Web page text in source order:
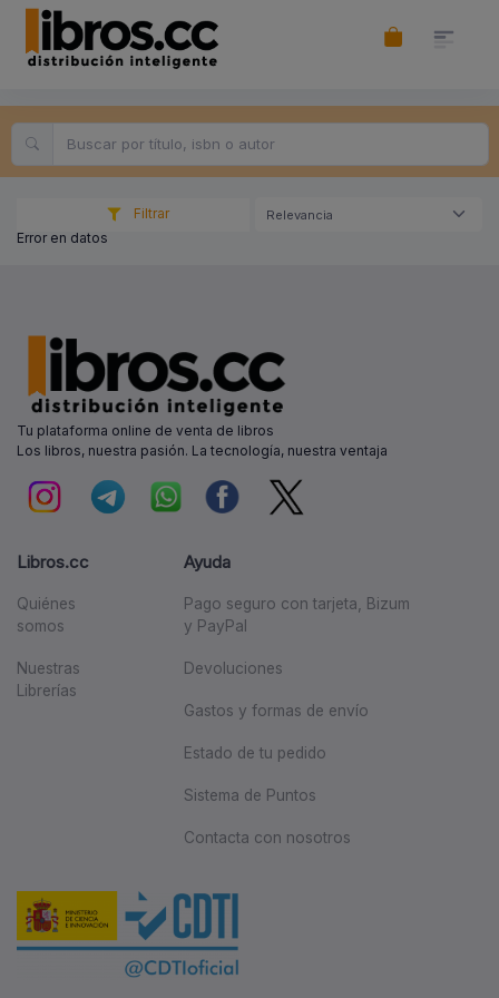
Filtrar Relevancia
Error en datos
Tu plataforma online de venta de libros
Los libros, nuestra pasión. La tecnología, nuestra ventaja
Libros.cc
Quiénes
somos
Nuestras
Librerías
Ayuda
Pago seguro con tarjeta, Bizum
y PayPal
Devoluciones
Gastos y formas de envío
Estado de tu pedido
Sistema de Puntos
Contacta con nosotros